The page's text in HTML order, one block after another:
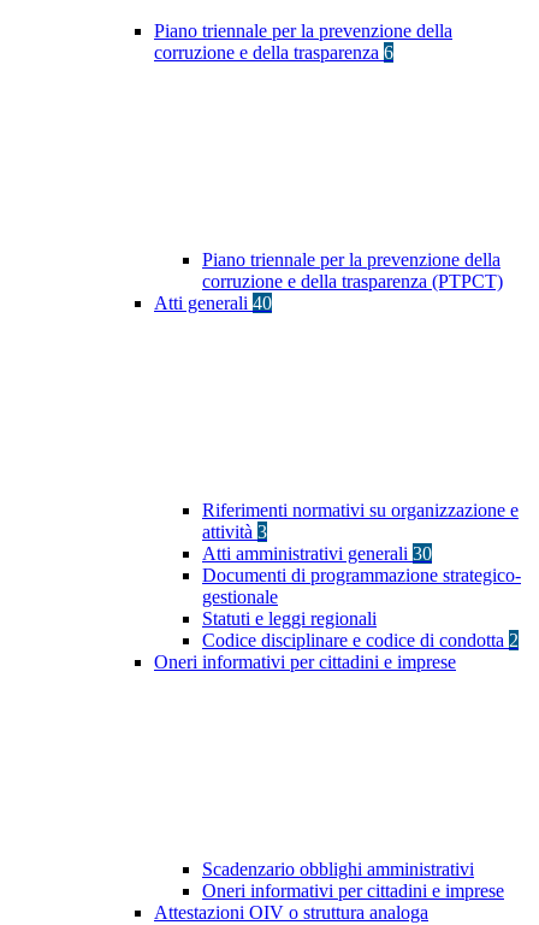
Piano triennale per la prevenzione della
corruzione e della trasparenza 6
Piano triennale per la prevenzione della
corruzione e della trasparenza (PTPCT)
Atti generali 40
Riferimenti normativi su organizzazione e
attività 3
Atti amministrativi generali 30
Documenti di programmazione strategico-
gestionale
Statuti e leggi regionali
Codice disciplinare e codice di condotta 2
Oneri informativi per cittadini e imprese
Scadenzario obblighi amministrativi
Oneri informativi per cittadini e imprese
Attestazioni OIV o struttura analoga